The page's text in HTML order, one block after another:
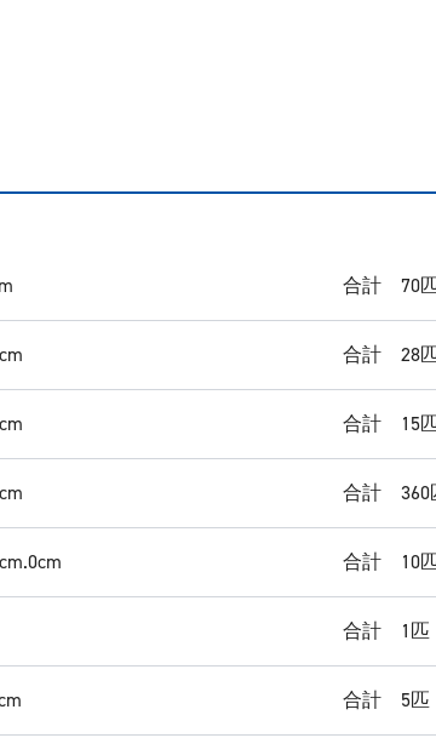
合計 70
合計 28
合計 15
合計 360
合計 10
合計 1匹
合計 5匹